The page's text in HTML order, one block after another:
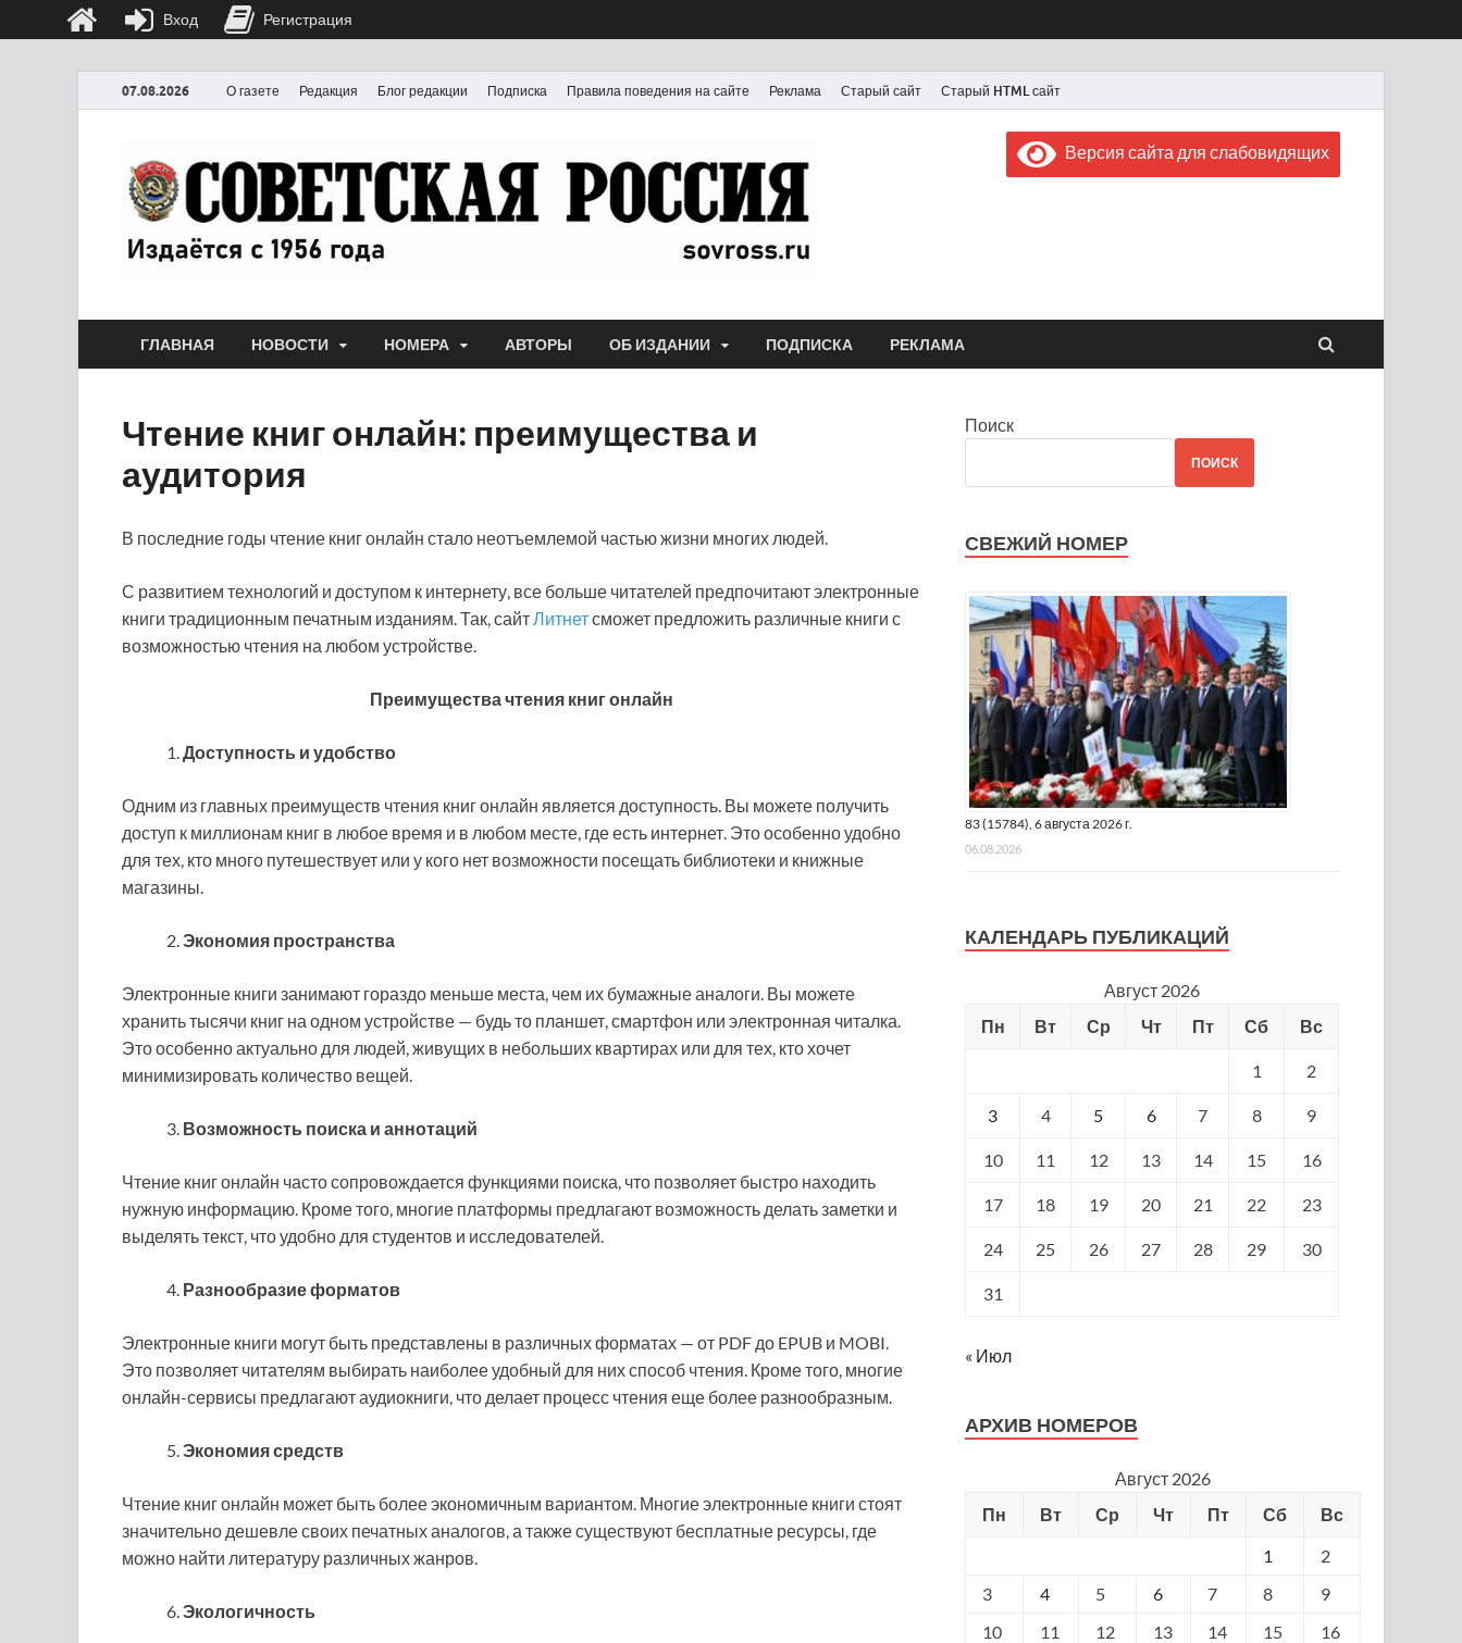
07.08.2026 О газете Редакция Блог редакции Подписка Правила поведения на сайте Реклама Старый сайт Старый HTML сайт
Газета "Советская Россия"
Выпускается с июля 1956 года
Версия сайта для слабовидящих
ГЛАВНАЯ НОВОСТИ НОМЕРА АВТОРЫ ОБ ИЗДАНИИ ПОДПИСКА РЕКЛАМА
Чтение книг онлайн: преимущества и
аудитория
В последние годы чтение книг онлайн стало неотъемлемой частью жизни многих людей.
С развитием технологий и доступом к интернету, все больше читателей предпочитают электронные
книги традиционным печатным изданиям. Так, сайтЛитнетсможет предложить различные книги с
возможностью чтения на любом устройстве.
Преимущества чтения книг онлайн
Доступность и удобство
Одним из главных преимуществ чтения книг онлайн является доступность. Вы можете получить
доступ к миллионам книг в любое время и в любом месте, где есть интернет. Это особенно удобно
для тех, кто много путешествует или у кого нет возможности посещать библиотеки и книжные
магазины.
Экономия пространства
Электронные книги занимают гораздо меньше места, чем их бумажные аналоги. Вы можете
хранить тысячи книг на одном устройстве — будь то планшет, смартфон или электронная читалка.
Это особенно актуально для людей, живущих в небольших квартирах или для тех, кто хочет
минимизировать количество вещей.
Возможность поиска и аннотаций
Чтение книг онлайн часто сопровождается функциями поиска, что позволяет быстро находить
нужную информацию. Кроме того, многие платформы предлагают возможность делать заметки и
выделять текст, что удобно для студентов и исследователей.
Разнообразие форматов
Электронные книги могут быть представлены в различных форматах — от PDF до EPUB и MOBI.
Это позволяет читателям выбирать наиболее удобный для них способ чтения. Кроме того, многие
онлайн-сервисы предлагают аудиокниги, что делает процесс чтения еще более разнообразным.
Экономия средств
Чтение книг онлайн может быть более экономичным вариантом. Многие электронные книги стоят
значительно дешевле своих печатных аналогов, а также существуют бесплатные ресурсы, где
можно найти литературу различных жанров.
Экологичность
Поиск
ПОИСК
СВЕЖИЙ НОМЕР
83 (15784), 6 августа 2026 г.
06.08.2026
КАЛЕНДАРЬ ПУБЛИКАЦИЙ
Август 2026
Пн
Вт Ср Чт Пт Сб Вс
1 2
3 4 5 6 7 8 9
10 11 12 13 14 15 16
17 18 19 20 21 22 23
24 25 26 27 28 29 30
31
« Июл
АРХИВ НОМЕРОВ
Август 2026
Пн
Вт Ср Чт Пт Сб
Вс
1
2
3
4 5 6 7 8
9
10
11 12 13 14 15
16
Вход Регистрация